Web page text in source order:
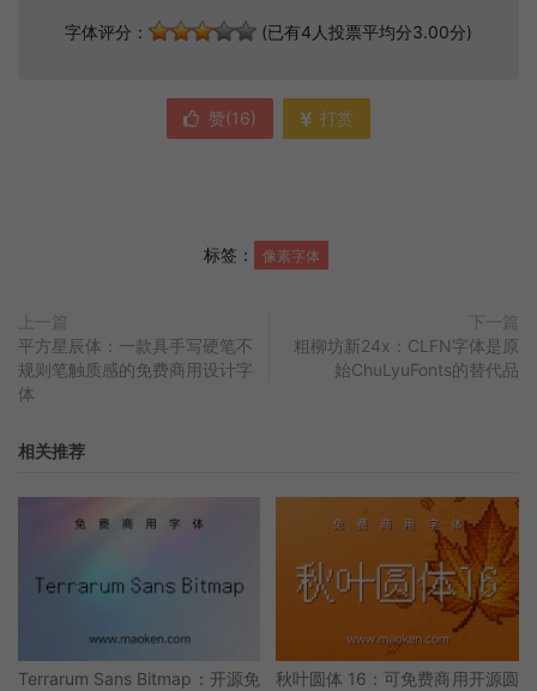
字体评分： (已有4人投票平均分3.00分)
赞(16) 打赏
标签： 像素字体
上一篇
平方星辰体：一款具手写硬笔不
规则笔触质感的免费商用设计字
体
下一篇
粗柳坊新24x：CLFN字体是原
始ChuLyuFonts的替代品
相关推荐
Terrarum Sans Bitmap：开源免
秋叶圆体 16：可免费商用开源圆